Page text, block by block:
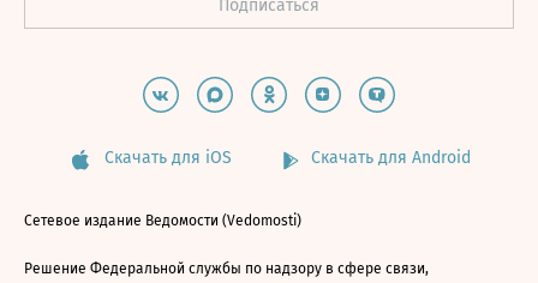
Скачать для iOS Скачать для Android
Сетевое издание Ведомости (Vedomosti)
Решение Федеральной службы по надзору в сфере связи,